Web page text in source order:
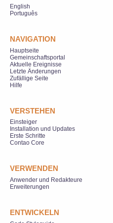
English
Português
NAVIGATION
Hauptseite
Gemeinschaftsportal
Aktuelle Ereignisse
Letzte Änderungen
Zufällige Seite
Hilfe
VERSTEHEN
Einsteiger
Installation und Updates
Erste Schritte
Contao Core
VERWENDEN
Anwender und Redakteure
Erweiterungen
ENTWICKELN